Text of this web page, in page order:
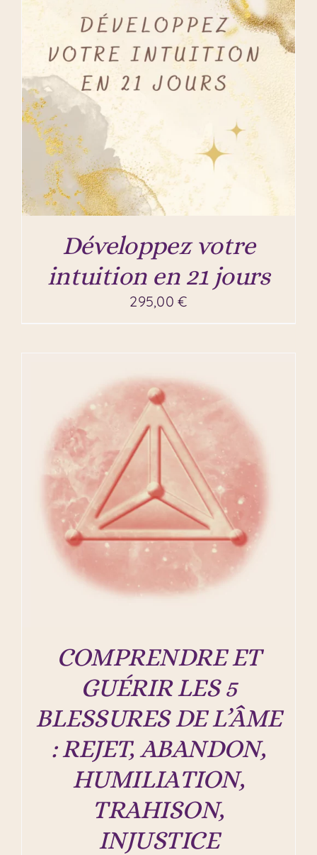
Développez votre
intuition en 21 jours
295,00€
COMPRENDRE ET
GUÉRIR LES 5
BLESSURES DE L’ÂME
: REJET, ABANDON,
HUMILIATION,
TRAHISON,
INJUSTICE